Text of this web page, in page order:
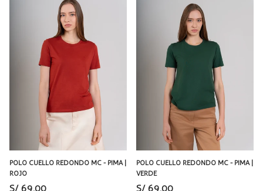
POLO CUELLO REDONDO MC - PIMA |
ROJO
S/ 69.00
POLO CUELLO REDONDO MC - PIMA |
VERDE
S/ 69.00